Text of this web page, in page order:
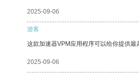
2025-09-06
游客
这款加速器VPM应用程序可以给你提供最
2025-09-06